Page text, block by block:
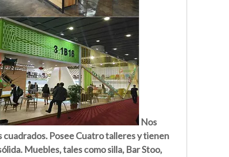
Nos
Posee Cuatro talleres y tienen
Muebles, tales como silla, Bar Stoo,